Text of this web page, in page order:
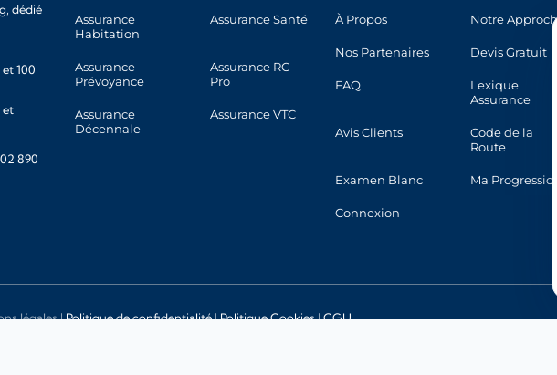
dédié
100
et
890
Assurance
Habitation
Assurance Santé
Assurance
Prévoyance
Assurance RC
Pro
Assurance
Décennale
Assurance VTC
À Propos Notre
Nos Partenaires Devis Gratuit
FAQ
Lexique
Assurance
Avis Clients
Code de la
Route
Examen Blanc Ma Progression
Connexion
légales|Politique de confidentialité|Politique Cookies|CGU